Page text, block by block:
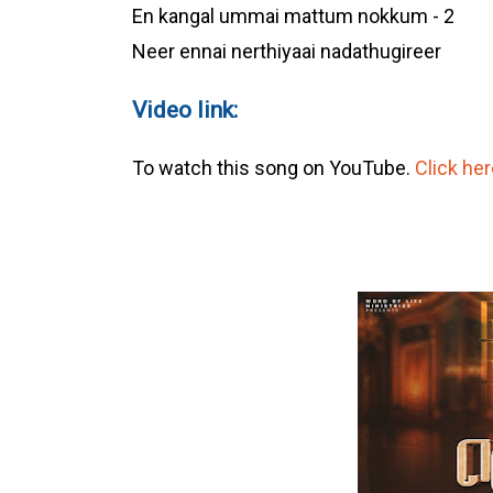
En kangal ummai mattum nokkum - 2
Neer ennai nerthiyaai nadathugireer
Video link:
To watch this song on YouTube. Click